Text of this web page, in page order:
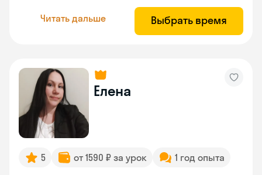
Читать дальше Выбрать время
Елена
5 от 1590 ₽ за урок 1 год опыта